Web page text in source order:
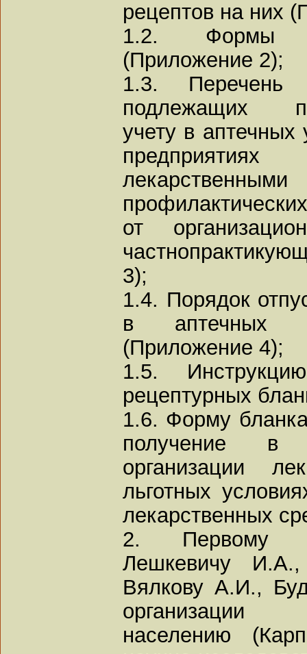
рецептов на них
1.2. Формы
(Приложение 2);
1.3. Перечень
подлежащих
учету в аптечных
от
3);
1.4. Порядок
в аптечных
(Приложение 4);
1.5.
рецептурных
1.6. Форму
получение в
организации
льготных
лекарственных
2. Первому
Лешкевичу И.А.,
Вялкову А.И.,
организации
населению